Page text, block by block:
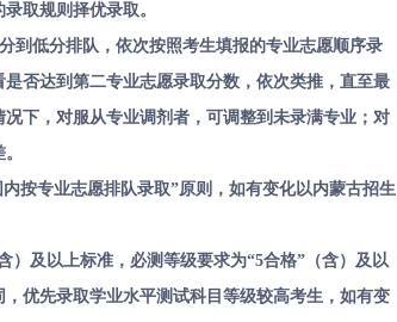
取规则择优录取。
到低分排队，依次按照考生填报的专业志愿顺序录
否达到第二专业志愿录取分数，依次类推，直至最
下，对服从专业调剂者，可调整到未录满专业；对
按专业志愿排队录取”原则，如有变化以内蒙古招生
）及以上标准，必测等级要求为“5合格”（含）及以
优先录取学业水平测试科目等级较高考生，如有变